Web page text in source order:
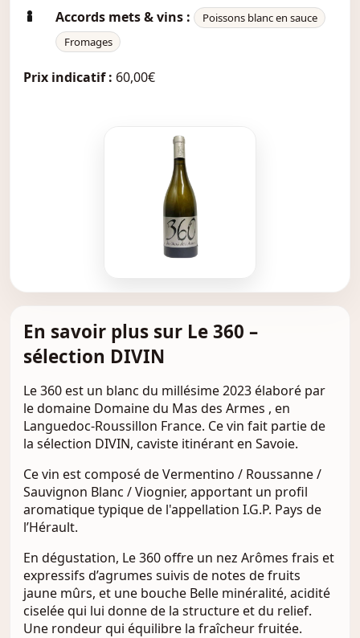
Accords mets & vins :
Poissons blanc en sauce
Fromages
Prix indicatif : 60,00€
En savoir plus sur Le 360 –
sélection DIVIN
Le 360 est un blanc du millésime 2023 élaboré par
le domaine Domaine du Mas des Armes , en
Languedoc-Roussillon France. Ce vin fait partie de
la sélection DIVIN, caviste itinérant en Savoie.
Ce vin est composé de Vermentino / Roussanne /
Sauvignon Blanc / Viognier, apportant un profil
aromatique typique de l'appellation I.G.P. Pays de
l’Hérault.
En dégustation, Le 360 offre un nez Arômes frais et
expressifs d’agrumes suivis de notes de fruits
jaune mûrs, et une bouche Belle minéralité, acidité
ciselée qui lui donne de la structure et du relief.
Une rondeur qui équilibre la fraîcheur fruitée.